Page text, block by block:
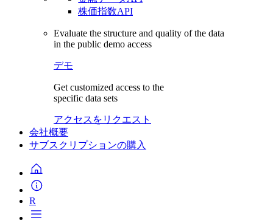
株価指数API
Evaluate the structure and quality of the data
in the public demo access
デモ
Get customized access to the
specific data sets
アクセスをリクエスト
会社概要
サブスクリプションの購入
R